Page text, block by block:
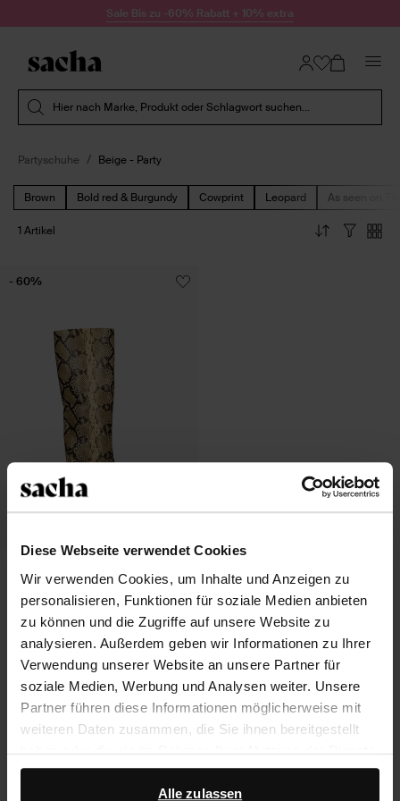
Diese Webseite verwendet Cookies
Wir verwenden Cookies, um Inhalte und Anzeigen zu
personalisieren, Funktionen für soziale Medien anbieten
zu können und die Zugriffe auf unsere Website zu
analysieren. Außerdem geben wir Informationen zu Ihrer
Verwendung unserer Website an unsere Partner für
soziale Medien, Werbung und Analysen weiter. Unsere
Partner führen diese Informationen möglicherweise mit
weiteren Daten zusammen, die Sie ihnen bereitgestellt
haben oder die sie im Rahmen Ihrer Nutzung der Dienste
gesammelt haben.
Alle zulassen
Zum Inhalt springenSale Bis zu -60% Rabatt + 10% extra
Hier nach Marke, Produkt oder Schlagwort suchen...
Partyschuhe Beige - Party
Brown Bold red & Burgundy Cowprint Leopard As seen on
1 Artikel
Schlangenmuster
124.00
49.60
- 60%
Über Sacha
Versand und Lieferung